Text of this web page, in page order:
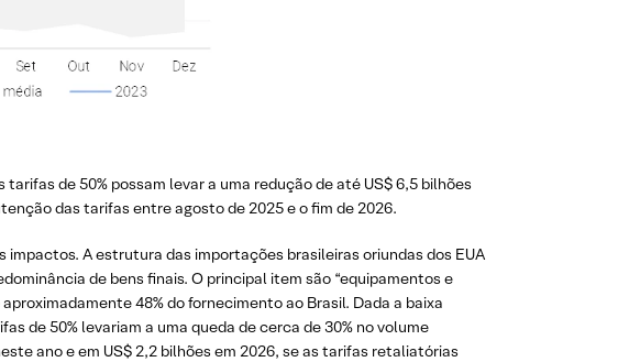
tarifas de 50% possam levar a uma redução de até US$ 6,5 bilhões
das tarifas entre agosto de 2025 e o fim de 2026.
impactos. A estrutura das importações brasileiras oriundas dos EUA
de bens finais. O principal item são “equipamentos e
48% do fornecimento ao Brasil. Dada a baixa
de 50% levariam a uma queda de cerca de 30% no volume
ano e em US$ 2,2 bilhões em 2026, se as tarifas retaliatórias